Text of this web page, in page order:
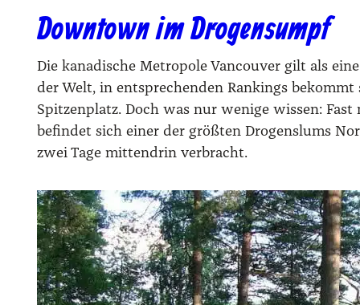
Downtown im Drogensumpf
Die kanadische Metropole Vancouver gilt als
der Welt, in entsprechenden Rankings bekommt
Spitzenplatz. Doch was nur wenige wissen:
befindet sich einer der größten Drogenslums
zwei Tage mittendrin verbracht.